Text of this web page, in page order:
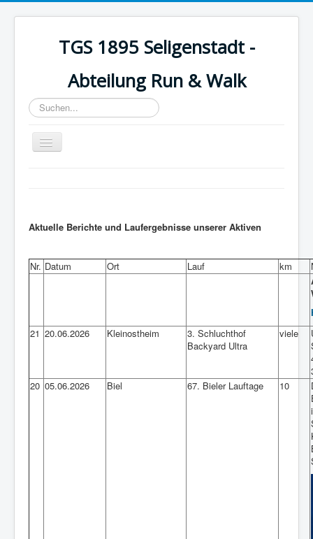
TGS 1895 Seligenstadt -
Abteilung Run & Walk
Suchen...
Toggle
Navigation
Aktuelles
Walking
Aktuelle Berichte und Laufergebnisse unserer Aktiven
Nr. Datum Ort Lauf km
21 20.06.2026 Kleinostheim
3. Schluchthof
Backyard Ultra
viele
20 05.06.2026 Biel 67. Bieler Lauftage 10